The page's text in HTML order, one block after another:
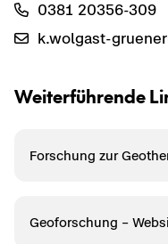
0381 20356-​309
k.wolgast-​
Wei­ter­füh­ren­de
For­schung zur
Geo­for­schung –